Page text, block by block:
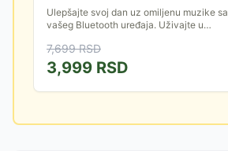
Ulepšajte svoj dan uz omiljenu muzike sa
vašeg Bluetooth uređaja. Uživajte u
Baterija i punjač se ne isporučuju uz...
7,699RSD
3,999 RSD